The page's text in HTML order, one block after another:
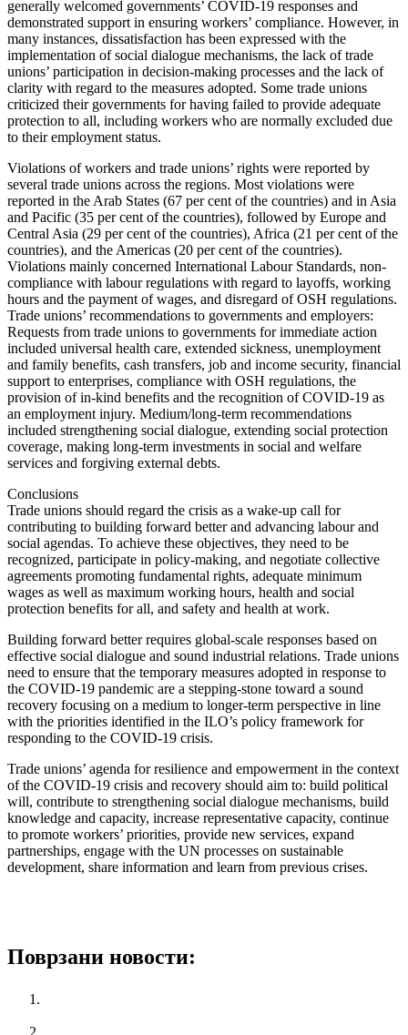
generally welcomed governments’ COVID-19 responses and
demonstrated support in ensuring workers’ compliance. However, in
many instances, dissatisfaction has been expressed with the
implementation of social dialogue mechanisms, the lack of trade
unions’ participation in decision-making processes and the lack of
clarity with regard to the measures adopted. Some trade unions
criticized their governments for having failed to provide adequate
protection to all, including workers who are normally excluded due
to their employment status.
Violations of workers and trade unions’ rights were reported by
several trade unions across the regions. Most violations were
reported in the Arab States (67 per cent of the countries) and in Asia
and Pacific (35 per cent of the countries), followed by Europe and
Central Asia (29 per cent of the countries), Africa (21 per cent of the
countries), and the Americas (20 per cent of the countries).
Violations mainly concerned International Labour Standards, non-
compliance with labour regulations with regard to layoffs, working
hours and the payment of wages, and disregard of OSH regulations.
Trade unions’ recommendations to governments and employers:
Requests from trade unions to governments for immediate action
included universal health care, extended sickness, unemployment
and family benefits, cash transfers, job and income security, financial
support to enterprises, compliance with OSH regulations, the
provision of in-kind benefits and the recognition of COVID-19 as
an employment injury. Medium/long-term recommendations
included strengthening social dialogue, extending social protection
coverage, making long-term investments in social and welfare
services and forgiving external debts.
Conclusions
Trade unions should regard the crisis as a wake-up call for
contributing to building forward better and advancing labour and
social agendas. To achieve these objectives, they need to be
recognized, participate in policy-making, and negotiate collective
agreements promoting fundamental rights, adequate minimum
wages as well as maximum working hours, health and social
protection benefits for all, and safety and health at work.
Building forward better requires global-scale responses based on
effective social dialogue and sound industrial relations. Trade unions
need to ensure that the temporary measures adopted in response to
the COVID-19 pandemic are a stepping-stone toward a sound
recovery focusing on a medium to longer-term perspective in line
with the priorities identified in the ILO’s policy framework for
responding to the COVID-19 crisis.
Trade unions’ agenda for resilience and empowerment in the context
of the COVID-19 crisis and recovery should aim to: build political
will, contribute to strengthening social dialogue mechanisms, build
knowledge and capacity, increase representative capacity, continue
to promote workers’ priorities, provide new services, expand
partnerships, engage with the UN processes on sustainable
development, share information and learn from previous crises.
Поврзани новости: